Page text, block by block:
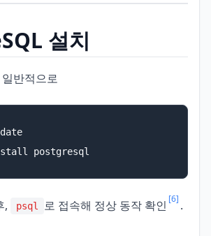
설치
반적으로
postgresql
, psql 로 접속해 정상 동작 확인 [6] .